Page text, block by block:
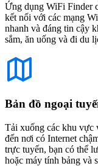
Ứng dụng WiFi Finder
kết nối với các mạng
nhanh và đáng tin cậy
sắm, ăn uống và đi du
Bản đồ ngoại
Tải xuống các khu vực
đến nơi có Internet
trực tuyến, bạn có thể
hoặc máy tính bảng và